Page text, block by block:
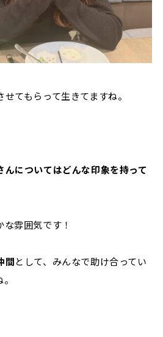
てもらって生きてますね。
についてはどんな印象を持って
雰囲気です！
間として、みんなで助け合ってい